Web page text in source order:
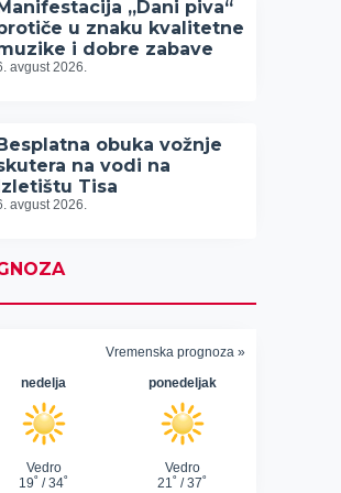
Manifestacija „Dani piva“
u znaku kvalitetne
i dobre zabave
avgust 2026.
obuka vožnje
na vodi na
Tisa
avgust 2026.